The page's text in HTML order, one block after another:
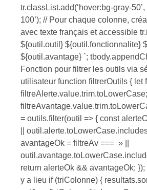
tr.classList.add(‘hover:bg-gray-
100’); // Pour chaque colonne,
avec texte français et accessible
${outil.outil} ${outil.fonctionnalite}
${outil.avantage} `;
Fonction pour filtrer les outils via
utilisateur function filtrerOutils { let
= outils.filter(outil => { const
||
avantageOk = filtreAv === » ||
return alerteOk && avantageOk; });
y a lieu if (triColonne) {